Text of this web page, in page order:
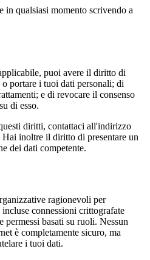
in qualsiasi momento scrivendo a
puoi avere il diritto di
portare i tuoi dati personali; di
e di revocare il consenso
di esso.
diritti, contattaci all'indirizzo
inoltre il diritto di presentare un
dei dati competente.
ragionevoli per
connessioni crittografate
basati su ruoli. Nessun
è completamente sicuro, ma
i tuoi dati.